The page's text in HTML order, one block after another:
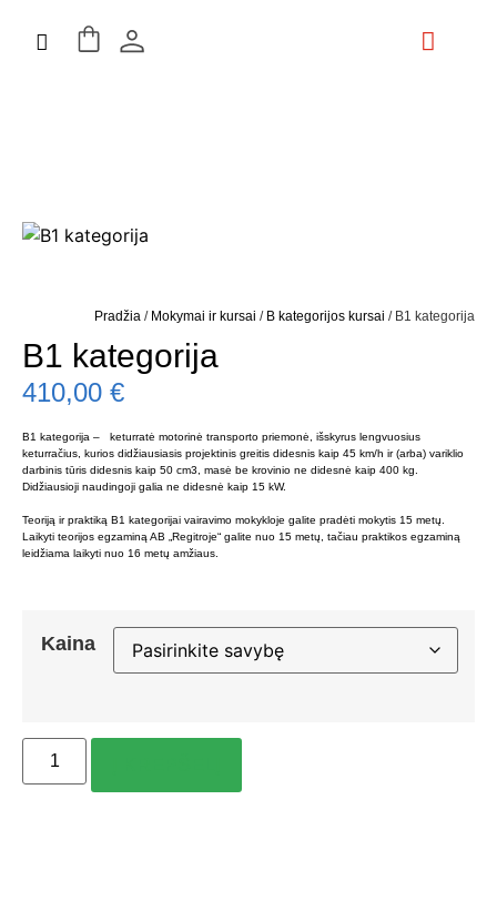
Pradžia / Mokymai ir kursai / B kategorijos kursai / B1 kategorija
B1 kategorija
410,00 €
B1 kategorija – keturratė motorinė transporto priemonė, išskyrus lengvuosius
keturračius, kurios didžiausiasis projektinis greitis didesnis kaip 45 km/h ir (arba) variklio
darbinis tūris didesnis kaip 50 cm3, masė be krovinio ne didesnė kaip 400 kg.
Didžiausioji naudingoji galia ne didesnė kaip 15 kW.
Teoriją ir praktiką B1 kategorijai vairavimo mokykloje galite pradėti mokytis 15 metų.
Laikyti teorijos egzaminą AB „Regitroje“ galite nuo 15 metų, tačiau praktikos egzaminą
leidžiama laikyti nuo 16 metų amžiaus.
Kaina